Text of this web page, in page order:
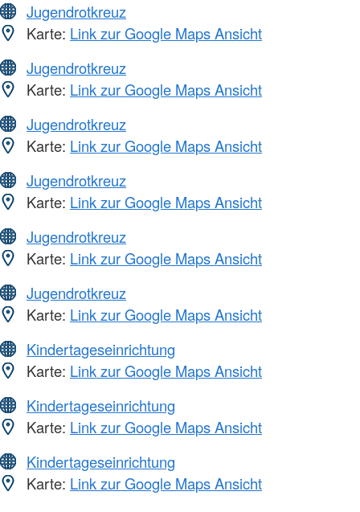
Jugendrotkreuz
Karte: Link zur Google Maps Ansicht
Jugendrotkreuz
Karte: Link zur Google Maps Ansicht
Jugendrotkreuz
Karte: Link zur Google Maps Ansicht
Jugendrotkreuz
Karte: Link zur Google Maps Ansicht
Jugendrotkreuz
Karte: Link zur Google Maps Ansicht
Jugendrotkreuz
Karte: Link zur Google Maps Ansicht
Kindertageseinrichtung
Karte: Link zur Google Maps Ansicht
Kindertageseinrichtung
Karte: Link zur Google Maps Ansicht
Kindertageseinrichtung
Karte: Link zur Google Maps Ansicht